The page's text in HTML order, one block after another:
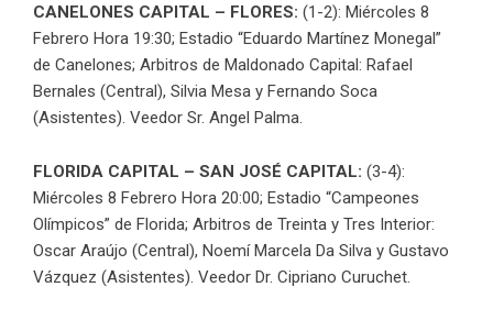
CANELONES CAPITAL – FLORES: (1-2): Miércoles 8
Febrero Hora 19:30; Estadio “Eduardo Martínez Monegal”
de Canelones; Arbitros de Maldonado Capital: Rafael
Bernales (Central), Silvia Mesa y Fernando Soca
(Asistentes). Veedor Sr. Angel Palma.
FLORIDA CAPITAL – SAN JOSÉ CAPITAL: (3-4):
Miércoles 8 Febrero Hora 20:00; Estadio “Campeones
Olímpicos” de Florida; Arbitros de Treinta y Tres Interior:
Oscar Araújo (Central), Noemí Marcela Da Silva y Gustavo
Vázquez (Asistentes). Veedor Dr. Cipriano Curuchet.